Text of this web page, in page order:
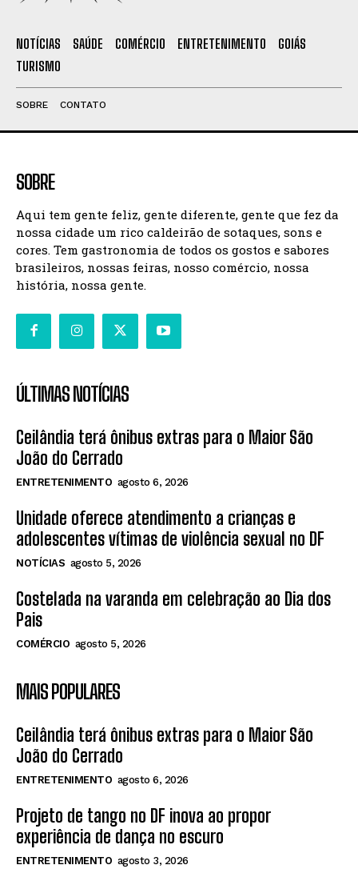
NOTÍCIAS SAÚDE COMÉRCIO ENTRETENIMENTO
GOIÁS
TURISMO
SOBRE CONTATO
SOBRE
Aqui tem gente feliz, gente diferente, gente que fez da
nossa cidade um rico caldeirão de sotaques, sons e
cores. Tem gastronomia de todos os gostos e sabores
brasileiros, nossas feiras, nosso comércio, nossa
história, nossa gente.
ÚLTIMAS NOTÍCIAS
Ceilândia terá ônibus extras para o Maior São
João do Cerrado
ENTRETENIMENTO agosto 6, 2026
Unidade oferece atendimento a crianças e
adolescentes vítimas de violência sexual no DF
NOTÍCIAS agosto 5, 2026
Costelada na varanda em celebração ao Dia dos
Pais
COMÉRCIO agosto 5, 2026
MAIS POPULARES
Ceilândia terá ônibus extras para o Maior São
João do Cerrado
ENTRETENIMENTO agosto 6, 2026
Projeto de tango no DF inova ao propor
experiência de dança no escuro
ENTRETENIMENTO agosto 3, 2026